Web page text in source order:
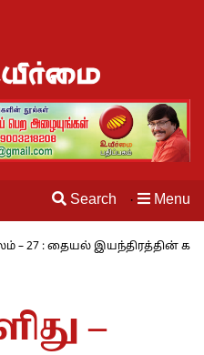
Search · Menu
இயந்திரத்தின்
–